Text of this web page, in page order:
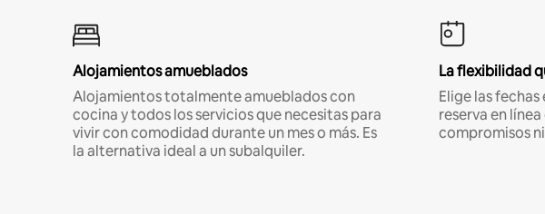
Alojamientos amueblados
Alojamientos totalmente amueblados con
cocina y todos los servicios que necesitas para
vivir con comodidad durante un mes o más. Es
la alternativa ideal a un subalquiler.
La flexibilidad
Elige las
reserva en
compromisos